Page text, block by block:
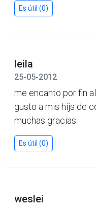
Es útil (0)
leila
25-05-2012
me encanto por fin
gusto a mis hijs de
muchas gracias
Es útil (0)
weslei